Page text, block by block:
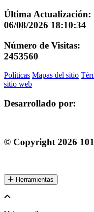
Última Actualización:
06/08/2026 18:10:34
Número de Visitas:
2453560
Políticas Mapas del sitio
sitio web
Desarrollado por:
© Copyright 2026
Herramientas